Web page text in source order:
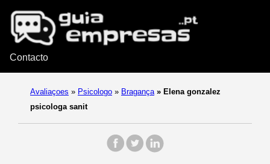
Contacto
Avaliaçoes » Psicologo » Bragança » Elena gonzalez
psicologa sanit